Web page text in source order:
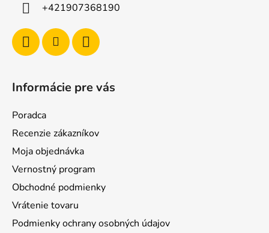
+421907368190
Informácie pre vás
Poradca
Recenzie zákazníkov
Moja objednávka
Vernostný program
Obchodné podmienky
Vrátenie tovaru
Podmienky ochrany osobných údajov